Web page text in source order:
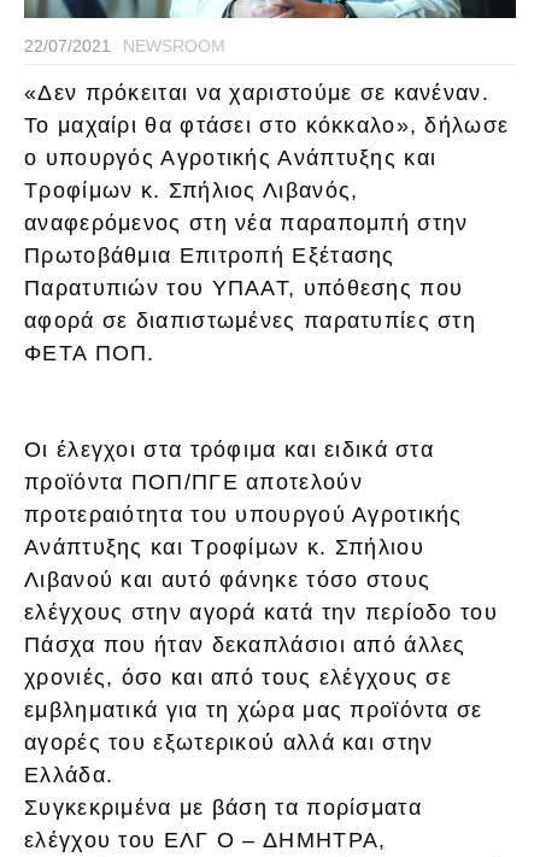
22/07/2021 NEWSROOM
«Δεν πρόκειται να χαριστούμε σε κανέναν.
Το μαχαίρι θα φτάσει στο κόκκαλο», δήλωσε
ο υπουργός Αγροτικής Ανάπτυξης και
Τροφίμων κ. Σπήλιος Λιβανός,
αναφερόμενος στη νέα παραπομπή στην
Πρωτοβάθμια Επιτροπή Εξέτασης
Παρατυπιών του ΥΠΑΑΤ, υπόθεσης που
αφορά σε διαπιστωμένες παρατυπίες στη
ΦΕΤΑ ΠΟΠ.
Οι έλεγχοι στα τρόφιμα και ειδικά στα
προϊόντα ΠΟΠ/ΠΓΕ αποτελούν
προτεραιότητα του υπουργού Αγροτικής
Ανάπτυξης και Τροφίμων κ. Σπήλιου
Λιβανού και αυτό φάνηκε τόσο στους
ελέγχους στην αγορά κατά την περίοδο του
Πάσχα που ήταν δεκαπλάσιοι από άλλες
χρονιές, όσο και από τους ελέγχους σε
εμβληματικά για τη χώρα μας προϊόντα σε
αγορές του εξωτερικού αλλά και στην
Ελλάδα.
Συγκεκριμένα με βάση τα πορίσματα
ελέγχου του ΕΛΓ Ο – ΔΗΜΗΤΡΑ,